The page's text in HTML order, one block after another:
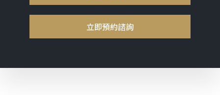
立即預約諮詢